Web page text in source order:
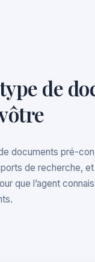
de
documents pré-
de recherche, et
que l’agent